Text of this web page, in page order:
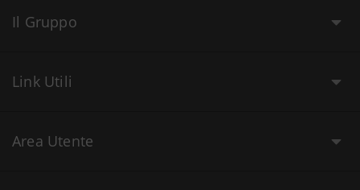
Il Gruppo
Link Utili
Area Utente